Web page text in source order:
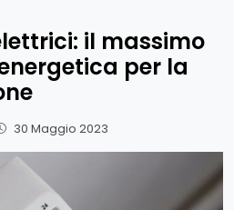
il massimo
per la
30 Maggio 2023